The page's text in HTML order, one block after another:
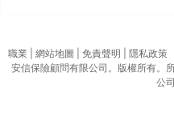
職業 | 網站地圖 | 免責聲明 | 隱私政策
安信保險顧問有限公司。版權所有。
公